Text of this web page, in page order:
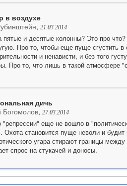
в воздухе
, 21.03.2014
пятые и десятые колонны? Это про
Про то, чтобы еще пуще сгустить
и ненависти, и без того
Про то, что лишь в такой атмосфере
дичь
, 27.03.2014
еще не вошло в
Охота становится пуще неволи и
угара стирают границы
спрос на стукачей и доносы.